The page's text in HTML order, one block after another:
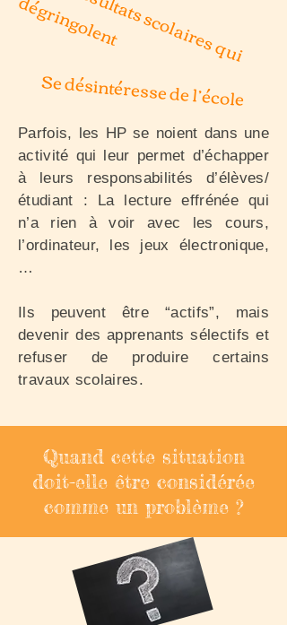
d
t
Se désintéresse de l’école
Parfois, les HP se noient dans une
activité qui leur permet d’échapper
à leurs responsabilités d’élèves/
étudiant : La lecture effrénée qui
n’a rien à voir avec les cours,
l’ordinateur, les jeux électronique,
…
Ils peuvent être “actifs”, mais
devenir des apprenants sélectifs et
refuser de produire certains
travaux scolaires.
Quand cette situation
doit-elle être considérée
comme un problème ?